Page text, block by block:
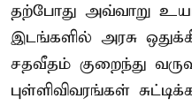
தற்போது அவ்வாறு
இடங்களில் அரசு
சதவீதம் குறைந்து
புள்ளிவிவரங்கள்